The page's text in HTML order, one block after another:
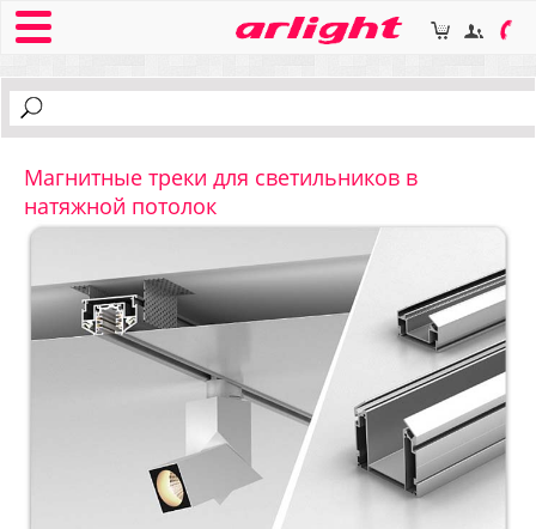
Магнитные треки для светильников в
натяжной потолок